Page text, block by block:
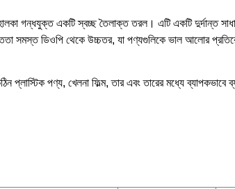
গন্ধযুক্ত একটি স্বচ্ছ তৈলাক্ত তরল। এটি একটি দুর্দান্ত
সমস্ত ডিওপি থেকে উচ্চতর, যা পণ্যগুলিকে ভাল আলোর
প্লাস্টিক পণ্য, খেলনা ফিল্ম, তার এবং তারের মধ্যে